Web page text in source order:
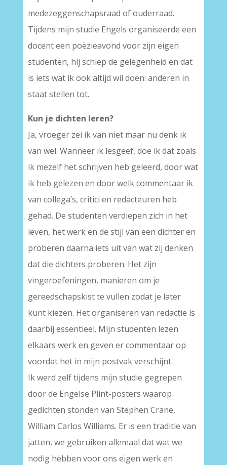
medezeggenschapsraad of ouderraad.
Tijdens mijn studie Engels organiseerde een
docent een poëzieavond voor zijn eigen
studenten, hij schiep de gelegenheid en dat
is iets wat ik ook altijd wil doen: anderen in
staat stellen tot.
Kun je dichten leren?
Ja, vroeger zei ik van niet maar nu denk ik
van wel. Wanneer ik lesgeef, doe ik dat zoals
ik mezelf het schrijven heb geleerd, door wat
ik heb gelezen en door welk commentaar ik
van collega’s, critici en redacteuren heb
gehad. De studenten verdiepen zich in het
leven, het werk en de stijl van een dichter en
proberen daarna iets uit van wat zij denken
dat die dichters proberen. Het zijn
vingeroefeningen, manieren om je
gereedschapskist te vullen zodat je later
kunt kiezen. Het organiseren van redactie is
daarbij essentieel. Mijn studenten lezen
elkaars werk en geven er commentaar op
voordat het in mijn postvak verschijnt.
Ik werd zelf tijdens mijn studie gegrepen
door de Engelse Plint-posters waarop
gedichten stonden van Stephen Crane,
William Carlos Williams. Er is een traditie van
jatten, we gebruiken allemaal dat wat we
nodig hebben voor ons eigen werk en